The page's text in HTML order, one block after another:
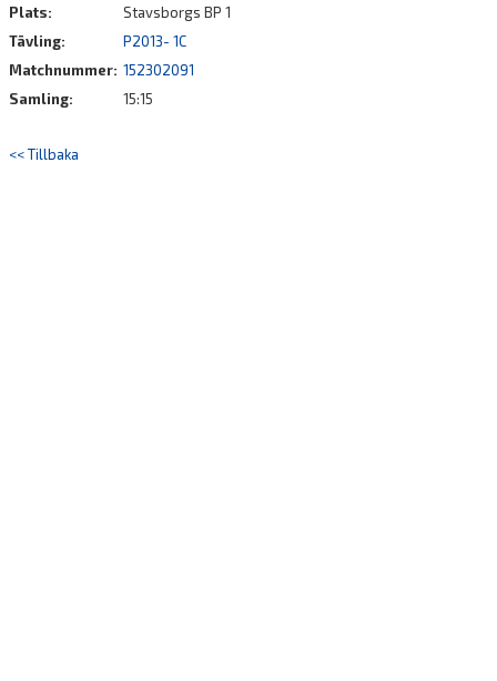
BILDGALLERI
Plats:
Stavsborgs BP 1
Tävling:
P2013- 1C
Matchnummer: 152302091
Samling:
15:15
<< Tillbaka